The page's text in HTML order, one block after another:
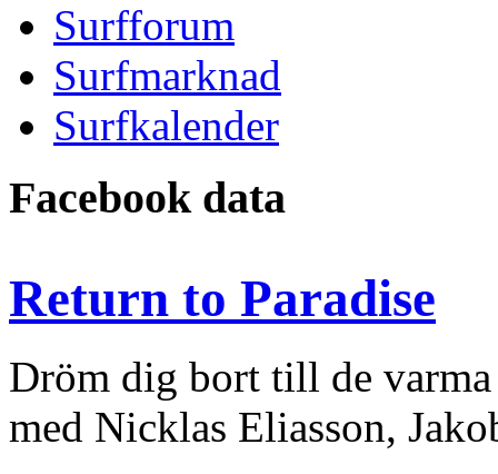
Surfforum
Surfmarknad
Surfkalender
Facebook data
Return to Paradise
Dröm dig bort till de
med Nicklas Eliasson,